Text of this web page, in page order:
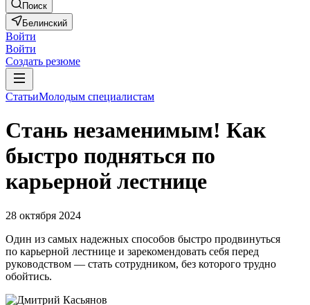
Поиск
Белинский
Войти
Войти
Создать резюме
СтатьиМолодым специалистам
Стань незаменимым! Как
быстро подняться по
карьерной лестнице
28 октября 2024
Один из самых надежных способов быстро продвинуться
по карьерной лестнице и зарекомендовать себя перед
руководством — стать сотрудником, без которого трудно
обойтись.